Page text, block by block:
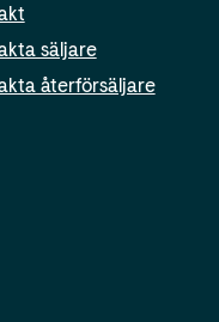
säljare
återförsäljare